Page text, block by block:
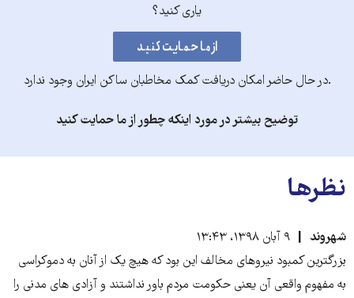
یاری کنید؟
.در حال حاضر امکان دریافت کمک مخاطبان ساکن ایران وجود ندارد
توضیح بیشتر در مورد اینکه چطور از ما حمایت کنید
نظرها
شهروند
۹ آبان ۱۳۹۸، ۱۳:۴۳
بزرگترین کمبود نیروهای مخالف این بود که هیچ یک از آنان به دموکراسی
به مفهوم واقعی آن یعنی حکومت مردم باور نداشتند و آزادی های مدنی را